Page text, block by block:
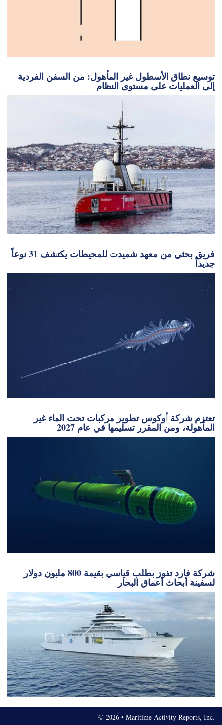
توسيع نطاق الأسطول غير المأهول: من السفن الفردية
إلى العمليات على مستوى النظام
فريق بحثي من معهد شميدت للمحيطات يكتشف 31 نوعاً
جديداً
تعتزم شركة أوكوس تطوير مركبات تحت الماء غير
المأهولة، ومن المقرر تسليمها في عام 2027
شركة فارد تفوز بطلب قياسي بقيمة 800 مليون دولار
لسفينة أبحاث أعماق البحار
© 2026 • Maritime Activity Reports, Inc.